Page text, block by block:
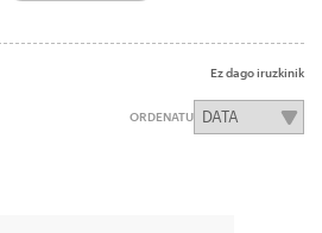
Ez dago iruzkinik
ORDENATU